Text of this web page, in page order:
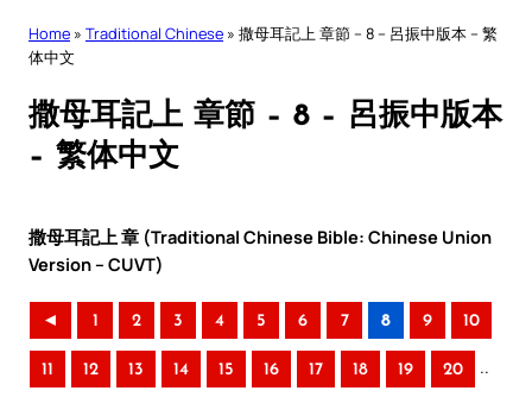
Home » Traditional Chinese » 撒母耳記上 章節 – 8 – 呂振中版本 – 繁
体中文
撒母耳記上 章節 – 8 – 呂振中版本
– 繁体中文
撒母耳記上 章 (Traditional Chinese Bible: Chinese Union
Version – CUVT)
◄ 1 2 3 4 5 6 7 8 9 10
11 12 13 14 15 16 17 18 19 20 ..